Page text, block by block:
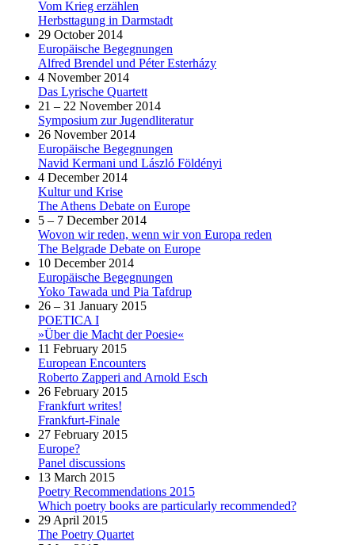
Vom Krieg erzählen
Herbsttagung in Darmstadt
29 October 2014
Europäische Begegnungen
Alfred Brendel und Péter Esterházy
4 November 2014
Das Lyrische Quartett
21 – 22 November 2014
Symposium zur Jugendliteratur
26 November 2014
Europäische Begegnungen
Navid Kermani und László Földényi
4 December 2014
Kultur und Krise
The Athens Debate on Europe
5 – 7 December 2014
Wovon wir reden, wenn wir von Europa reden
The Belgrade Debate on Europe
10 December 2014
Europäische Begegnungen
Yoko Tawada und Pia Tafdrup
26 – 31 January 2015
POETICA I
»Über die Macht der Poesie«
11 February 2015
European Encounters
Roberto Zapperi and Arnold Esch
26 February 2015
Frankfurt writes!
Frankfurt-Finale
27 February 2015
Europe?
Panel discussions
13 March 2015
Poetry Recommendations 2015
Which poetry books are particularly recommended?
29 April 2015
The Poetry Quartet